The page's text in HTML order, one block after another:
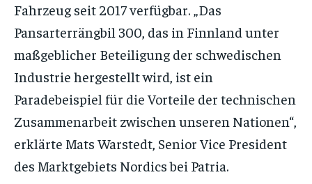
Fahrzeug seit 2017 verfügbar. „Das
Pansarterrängbil 300, das in Finnland unter
maßgeblicher Beteiligung der schwedischen
Industrie hergestellt wird, ist ein
Paradebeispiel für die Vorteile der technischen
Zusammenarbeit zwischen unseren Nationen“,
erklärte Mats Warstedt, Senior Vice President
des Marktgebiets Nordics bei Patria.